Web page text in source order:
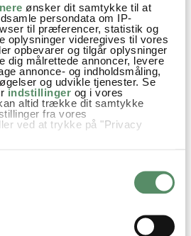
ønsker dit samtykke til at
persondata om IP-
til præferencer, statistik og
oplysninger videregives til vores
opbevarer og tilgår oplysninger
dig målrettede annoncer, levere
annonce- og indholdsmåling,
og udvikle tjenester. Se
indstillinger og i vores
altid trække dit samtykke
fra vores
ved at trykke på "Privacy
oplysninger om din placering,
inden for få meter
baseret på en scanning af
MARMORKAGE
og søde sager